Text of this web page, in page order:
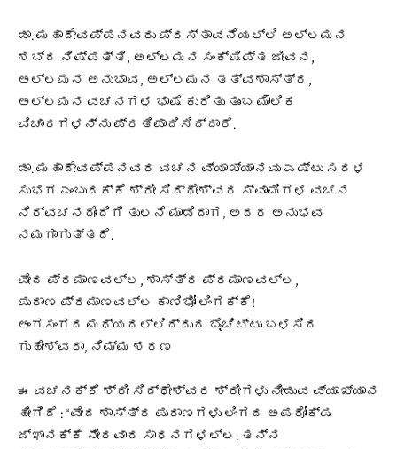
ಡಾ. ಮಹಾದೇವಪ್ಪನವರು ಪ್ರಸ್ತಾವನೆಯಲ್ಲಿ ಅಲ್ಲಮನ
ಶಬ್ದ ನಿಷ್ಪತ್ತಿ, ಅಲ್ಲಮನ ಸಂಕ್ಷಿಪ್ತ ಜೀವನ,
ಅಲ್ಲಮನ ಅನುಭಾವ, ಅಲ್ಲಮನ ತತ್ವಶಾಸ್ತ್ರ,
ಅಲ್ಲಮನ ವಚನಗಳ ಭಾಷೆ ಕುರಿತು ತುಂಬ ಮೌಲಿಕ
ವಿಚಾರಗಳನ್ನು ಪ್ರತಿಪಾದಿಸಿದ್ದಾರೆ.
ಡಾ. ಮಹಾದೇವಪ್ಪನವರ ವಚನ ವ್ಯಾಖ್ಯಾನವು ಎಷ್ಟು ಸರಳ
ಸುಭಗ ಎಂಬುದಕ್ಕೆ ಶ್ರೀ ಸಿದ್ಧೇಶ್ವರ ಸ್ವಾಮಿಗಳ ವಚನ
ನಿರ್ವಚನದೊಂದಿಗೆ ತುಲನೆ ಮಾಡಿದಾಗ, ಅದರ ಅನುಭವ
ನಮಗಾಗುತ್ತದೆ.
ವೇದ ಪ್ರಮಾಣವಲ್ಲ, ಶಾಸ್ತ್ರ ಪ್ರಮಾಣವಲ್ಲ,
ಪುರಾಣ ಪ್ರಮಾಣವಲ್ಲ ಕಾಣಿಭೋ ಲಿಂಗಕ್ಕೆ!
ಅಂಗಸಂಗದ ಮಧ್ಯದಲ್ಲಿದ್ದುದ ಬೈಚಿಟ್ಟು ಬಳಸಿದ
ಗುಹೇಶ್ವರಾ, ನಿಮ್ಮ ಶರಣ
ಈ ವಚನಕ್ಕೆ ಶ್ರೀ ಸಿದ್ಧೇಶ್ವರ ಶ್ರೀಗಳು ನೀಡುವ ವ್ಯಾಖ್ಯಾನ
ಹೀಗಿದೆ : “ವೇದ ಶಾಸ್ತ್ರ ಪುರಾಣಗಳು ಲಿಂಗದ ಅಪರೋಕ್ಷ
ಜ್ಞಾನಕ್ಕೆ ನೇರವಾದ ಸಾಧನಗಳಲ್ಲ. ತನ್ನ